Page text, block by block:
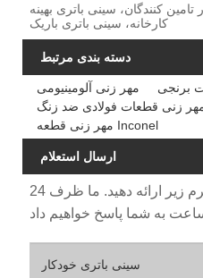
کنندگان، سینی باتری بهینه
کارخانه، سینی باتری باریک
دسته بندی مرتبط
مهر زنی آلومینیومی
برنجی
زنی قطعات فولادی ضد زنگ
مهر زنی قطعه Inconel
ارسال استعلام
لطفاً درخواست خود را در فرم زیر ارائه دهید. ما ظرف 24